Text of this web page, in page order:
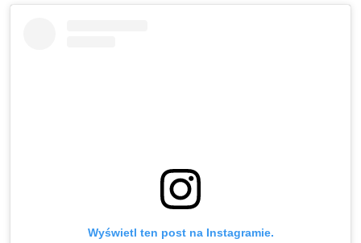
Wyświetl ten post na Instagramie.